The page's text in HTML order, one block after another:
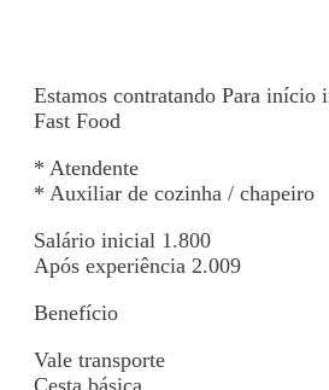
Estamos contratando Para início
Fast Food
* Atendente
* Auxiliar de cozinha / chapeiro
Salário inicial 1.800
Após experiência 2.009
Benefício
Vale transporte
Cesta básica